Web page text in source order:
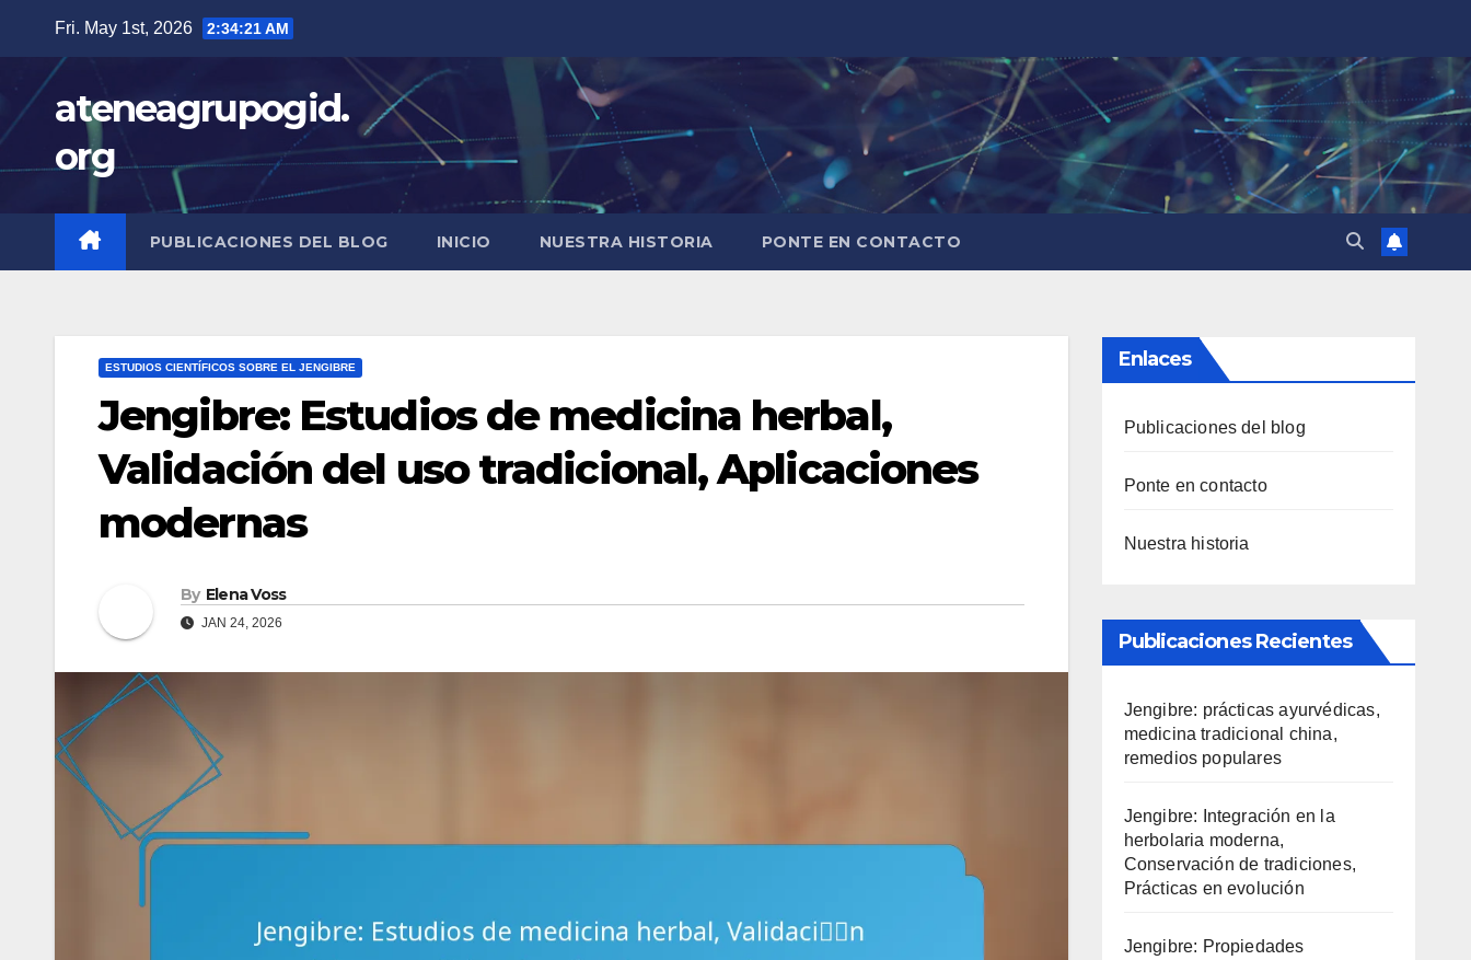
content
Fri. May 1st, 2026 2:34:22 AM
ateneagrupogid.
org
PUBLICACIONES DEL BLOG INICIO NUESTRA HISTORIA PONTE EN CONTACTO
ESTUDIOS CIENTÍFICOS SOBRE EL JENGIBRE
Jengibre: Estudios de medicina herbal,
Validación del uso tradicional, Aplicaciones
modernas
By Elena Voss
JAN 24, 2026
Enlaces
Publicaciones del blog
Ponte en contacto
Nuestra historia
Publicaciones Recientes
Jengibre: prácticas ayurvédicas,
medicina tradicional china,
remedios populares
Jengibre: Integración en la
herbolaria moderna,
Conservación de tradiciones,
Prácticas en evolución
Jengibre: Propiedades